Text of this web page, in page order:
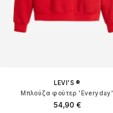
LEVI'S ®
Μπλούζα φούτερ 'Everyday'
54,90 €